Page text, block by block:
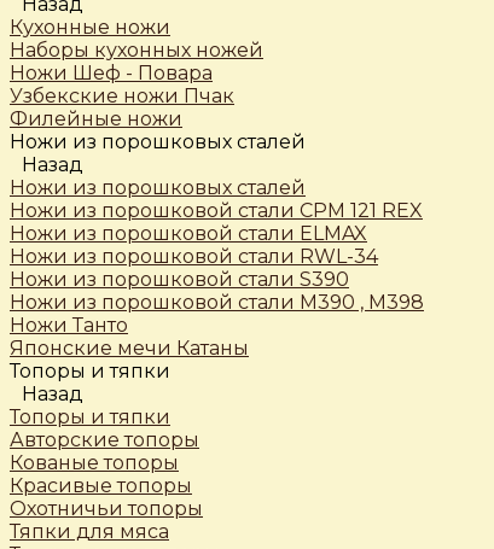
Кухонные ножи
Наборы кухонных ножей
Ножи Шеф - Повара
Узбекские ножи Пчак
Филейные ножи
Ножи из порошковых сталей
Назад
Ножи из порошковых сталей
Ножи из порошковой стали CPM 121 REX
Ножи из порошковой стали ELMAX
Ножи из порошковой стали RWL-34
Ножи из порошковой стали S390
Ножи из порошковой стали М390 , М398
Ножи Танто
Японские мечи Катаны
Топоры и тяпки
Назад
Топоры и тяпки
Авторские топоры
Кованые топоры
Красивые топоры
Охотничьи топоры
Тяпки для мяса